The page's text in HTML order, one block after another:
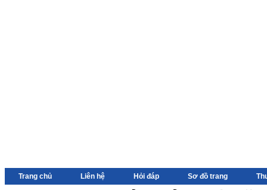
Trang chủ Liên hệ Hỏi đáp Sơ đồ trang